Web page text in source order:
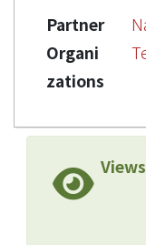
Partner
Organi
zations
Views